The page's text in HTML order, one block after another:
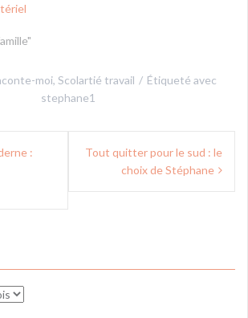
moi, Scolartié travail
Étiqueté avec
stephane1
:
Tout quitter pour le sud : le
choix de Stéphane